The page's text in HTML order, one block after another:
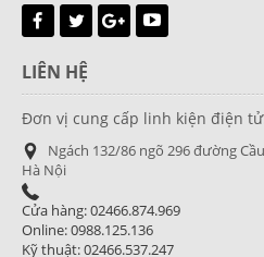
LIÊN HỆ
Đơn vị cung cấp linh kiện điện
Ngách 132/86 ngõ 296 đường
Hà Nội
Cửa hàng: 02466.874.969
Online: 0988.125.136
Kỹ thuật: 02466.537.247